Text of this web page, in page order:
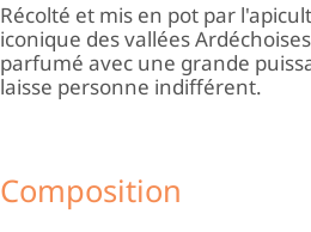
Récolté et mis en pot par
iconique des vallées
parfumé avec une grande
laisse personne indifférent.
Composition